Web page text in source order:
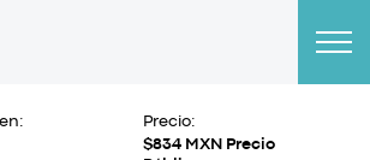
Precio:
$834 MXN Precio